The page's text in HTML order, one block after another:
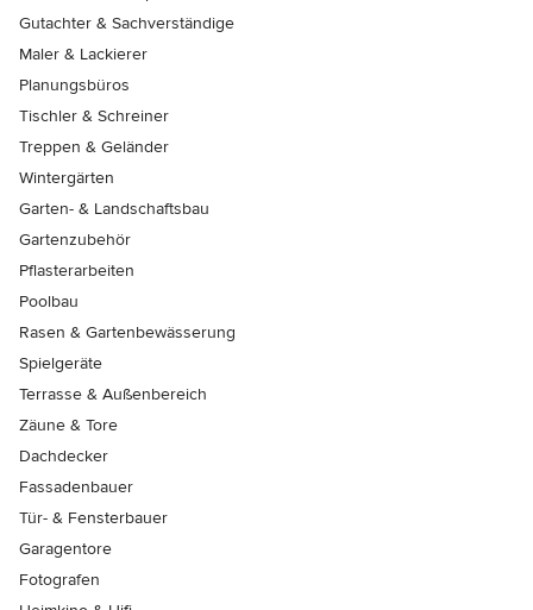
Gutachter & Sachverständige
Maler & Lackierer
Planungsbüros
Tischler & Schreiner
Treppen & Geländer
Wintergärten
Garten- & Landschaftsbau
Gartenzubehör
Pflasterarbeiten
Poolbau
Rasen & Gartenbewässerung
Spielgeräte
Terrasse & Außenbereich
Zäune & Tore
Dachdecker
Fassadenbauer
Tür- & Fensterbauer
Garagentore
Fotografen